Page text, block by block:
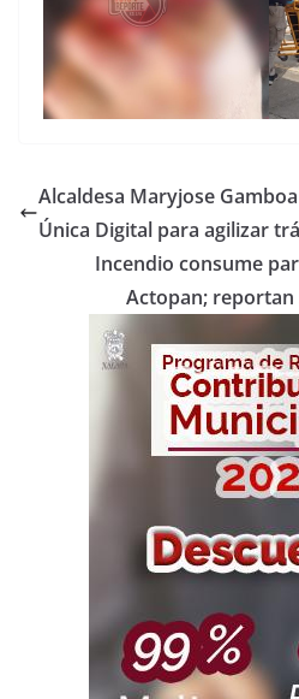
Alcaldesa Maryjose
Única Digital para agilizar
Incendio consume
Actopan;